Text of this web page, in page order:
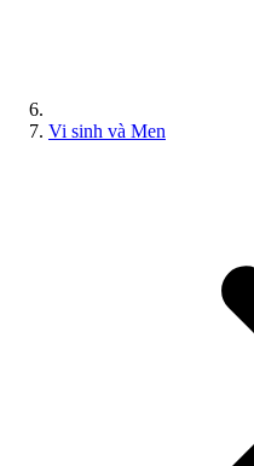
Vi sinh và Men